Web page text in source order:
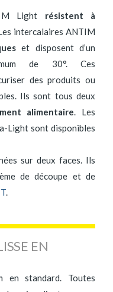
Light résistent à
intercalaires ANTIM
et disposent d’un
de 30°. Ces
des produits ou
Ils sont tous deux
alimentaire. Les
Light sont disponibles
sur deux faces. Ils
de découpe et de
.
EN
en standard. Toutes